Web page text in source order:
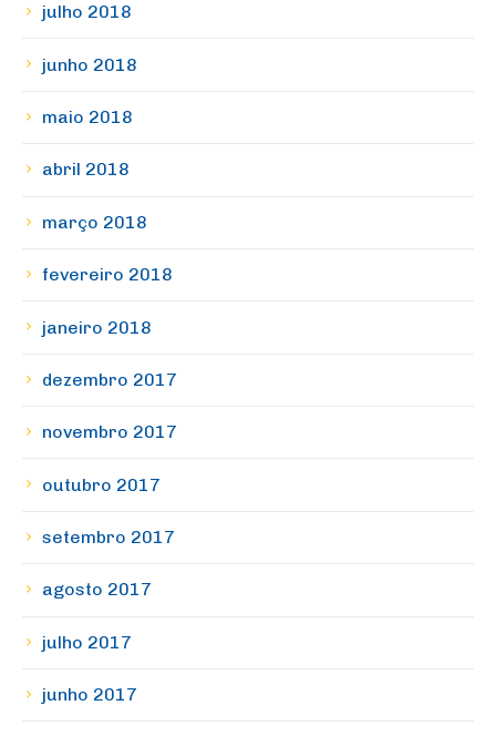
julho 2018
junho 2018
maio 2018
abril 2018
março 2018
fevereiro 2018
janeiro 2018
dezembro 2017
novembro 2017
outubro 2017
setembro 2017
agosto 2017
julho 2017
junho 2017